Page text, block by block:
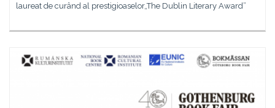
laureat de curând al prestigioaselor„The Dublin Literary Award”